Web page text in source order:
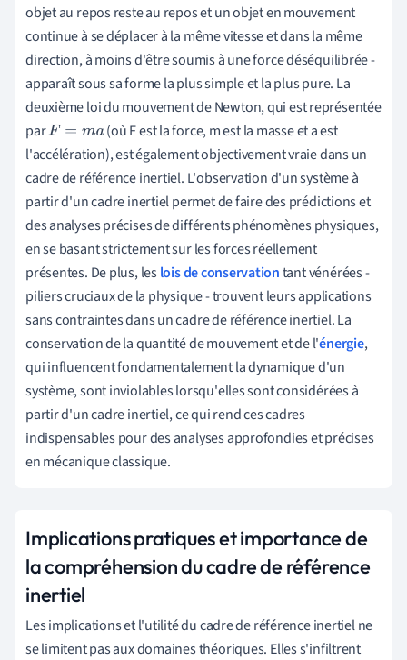
objet au repos reste au repos et un objet en mouvement
continue à se déplacer à la même vitesse et dans la même
direction, à moins d'être soumis à une force déséquilibrée -
apparaît sous sa forme la plus simple et la plus pure. La
deuxième loi du mouvement de Newton, qui est représentée
parF= ma
(où F est la force, m est la masse et a est
l'accélération), est également objectivement vraie dans un
cadre de référence inertiel. L'observation d'un système à
partir d'un cadre inertiel permet de faire des prédictions et
des analyses précises de différents phénomènes physiques,
en se basant strictement sur les forces réellement
présentes. De plus, leslois de conservationtant vénérées -
piliers cruciaux de la physique - trouvent leurs applications
sans contraintes dans un cadre de référence inertiel. La
conservation de la quantité de mouvement et de l'énergie,
qui influencent fondamentalement la dynamique d'un
système, sont inviolables lorsqu'elles sont considérées à
partir d'un cadre inertiel, ce qui rend ces cadres
indispensables pour des analyses approfondies et précises
en mécanique classique.
Implications pratiques et importance de
la compréhension du cadre de référence
inertiel
Les implications et l'utilité du cadre de référence inertiel ne
se limitent pas aux domaines théoriques. Elles s'infiltrent